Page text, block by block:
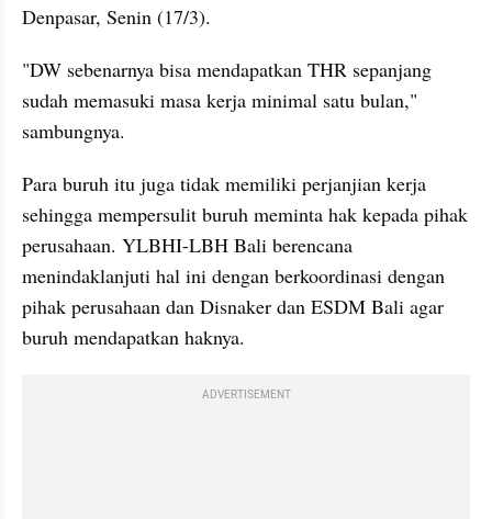
Denpasar, Senin (17/3).
"DW sebenarnya bisa mendapatkan THR sepanjang
sudah memasuki masa kerja minimal satu bulan,"
sambungnya.
Para buruh itu juga tidak memiliki perjanjian kerja
sehingga mempersulit buruh meminta hak kepada pihak
perusahaan. YLBHI-LBH Bali berencana
menindaklanjuti hal ini dengan berkoordinasi dengan
pihak perusahaan dan Disnaker dan ESDM Bali agar
buruh mendapatkan haknya.
ADVERTISEMENT